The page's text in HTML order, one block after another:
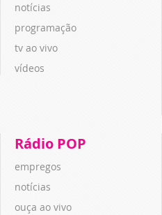
notícias
programação
tv ao vivo
vídeos
Rádio POP
empregos
notícias
ouça ao vivo